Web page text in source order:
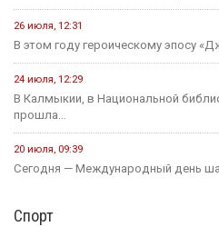
26 июля, 12:31
В этом году героическому эпосу
24 июля, 12:29
В Калмыкии, в Национальной
прошла...
20 июля, 09:39
Сегодня — Международный день
Спорт